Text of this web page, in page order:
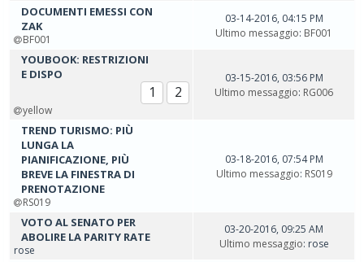
DOCUMENTI EMESSI CON
ZAK
BF001
03-14-2016, 04:15 PM
Ultimo messaggio: BF001
YOUBOOK: RESTRIZIONI
E DISPO
1 2
yellow
03-15-2016, 03:56 PM
Ultimo messaggio: RG006
TREND TURISMO: PIÙ
LUNGA LA
PIANIFICAZIONE, PIÙ
BREVE LA FINESTRA DI
PRENOTAZIONE
RS019
03-18-2016, 07:54 PM
Ultimo messaggio: RS019
VOTO AL SENATO PER
ABOLIRE LA PARITY RATE
rose
03-20-2016, 09:25 AM
Ultimo messaggio: rose